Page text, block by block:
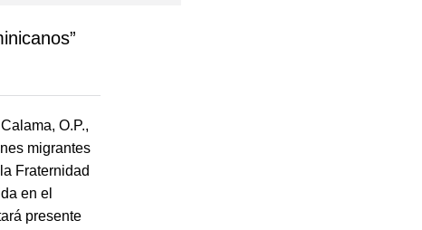
O.P.,
migrantes
Fraternidad
en el
presente